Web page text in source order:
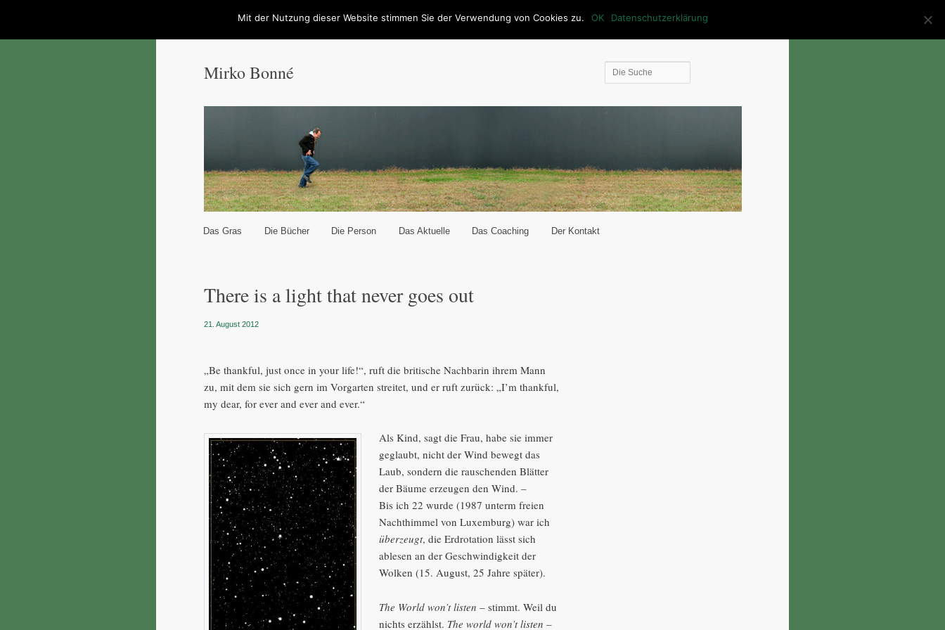
Mirko Bonné
Zum Inhalt wechseln
Zum sekundären Inhalt wechseln
Das Gras Die Bücher Die Person Das Aktuelle Das Coaching Der Kontakt
There is a light that never goes out
21. August 2012
„Be thankful, just once in your life!“, ruft die britische Nachbarin ihrem Mann
zu, mit dem sie sich gern im Vorgarten streitet, und er ruft zurück: „I’m thankful,
my dear, for ever and ever and ever.“
Als Kind, sagt die Frau, habe sie immer
geglaubt, nicht der Wind bewegt das
Laub, sondern die rauschenden Blätter
der Bäume erzeugen den Wind. –
Bis ich 22 wurde (1987 unterm freien
Nachthimmel von Luxemburg) war ich
überzeugt, die Erdrotation lässt sich
ablesen an der Geschwindigkeit der
Wolken (15. August, 25 Jahre später).
The World won’t listen – stimmt. Weil du
nichts erzählst. The world won’t listen –
Mit der Nutzung dieser Website stimmen Sie der Verwendung von Cookies zu. OK Datenschutzerklärung